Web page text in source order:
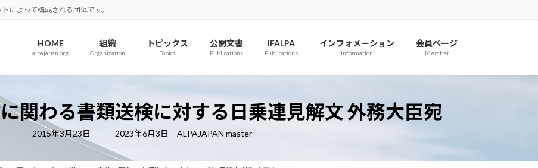
によって構成される団体です。
HOME
alpajapan.org
組織
Organization
トピックス
Topics
公開文書
Publications
IFALPA
Publications
インフォメーション
Information
会員ページ
Member
関わる書類送検に対する日乗連見解文 外務大臣宛
2015年3月23日
最
新
日
2023年6月3日 ALPAJAPAN master